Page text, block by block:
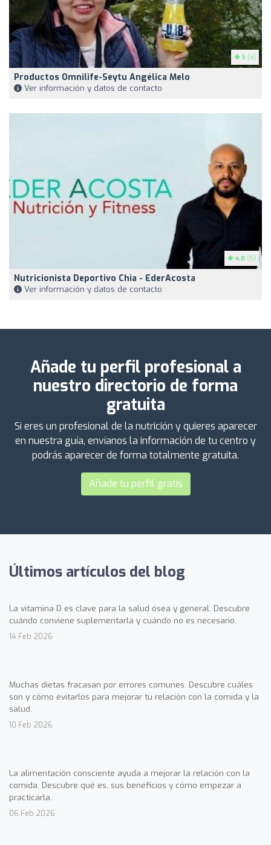
5 (4)
Productos Omnilife-Seytu Angélica Melo
Ver información y datos de contacto
4.8 (5)
Nutricionista Deportivo Chia - EderAcosta
Ver información y datos de contacto
Añade tu perfil profesional a
nuestro directorio de forma
gratuita
Si eres un profesional de la nutrición y quieres aparecer
en nuestra guía, envíanos la información de tu centro y
podrás aparecer de forma totalmente gratuita.
Añade tu perfil gratis
Últimos artículos del blog
La vitamina D es clave para la salud ósea y general. Descubre
cuándo conviene suplementarla y cuándo no es necesario.
14 Feb 2026
Muchas dietas fracasan por errores comunes. Descubre cuáles
son y cómo evitarlos para mejorar tu relación con la comida y la
salud.
10 Feb 2026
La alimentación consciente ayuda a mejorar la relación con la
comida. Descubre qué es, sus beneficios y cómo empezar a
practicarla.
06 Feb 2026